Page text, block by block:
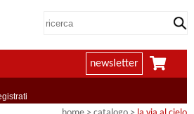
newsletter